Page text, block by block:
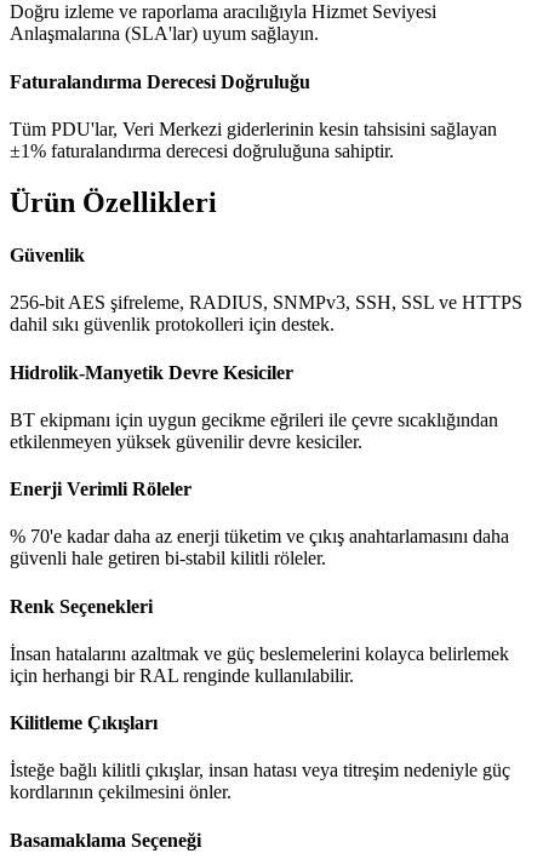
Doğru izleme ve raporlama aracılığıyla Hizmet Seviyesi
Anlaşmalarına (SLA'lar) uyum sağlayın.
Faturalandırma Derecesi Doğruluğu
Tüm PDU'lar, Veri Merkezi giderlerinin kesin tahsisini sağlayan
±1% faturalandırma derecesi doğruluğuna sahiptir.
Ürün Özellikleri
Güvenlik
256-bit AES şifreleme, RADIUS, SNMPv3, SSH, SSL ve HTTPS
dahil sıkı güvenlik protokolleri için destek.
Hidrolik-Manyetik Devre Kesiciler
BT ekipmanı için uygun gecikme eğrileri ile çevre sıcaklığından
etkilenmeyen yüksek güvenilir devre kesiciler.
Enerji Verimli Röleler
% 70'e kadar daha az enerji tüketim ve çıkış anahtarlamasını daha
güvenli hale getiren bi-stabil kilitli röleler.
Renk Seçenekleri
İnsan hatalarını azaltmak ve güç beslemelerini kolayca belirlemek
için herhangi bir RAL renginde kullanılabilir.
Kilitleme Çıkışları
İsteğe bağlı kilitli çıkışlar, insan hatası veya titreşim nedeniyle güç
kordlarının çekilmesini önler.
Basamaklama Seçeneği